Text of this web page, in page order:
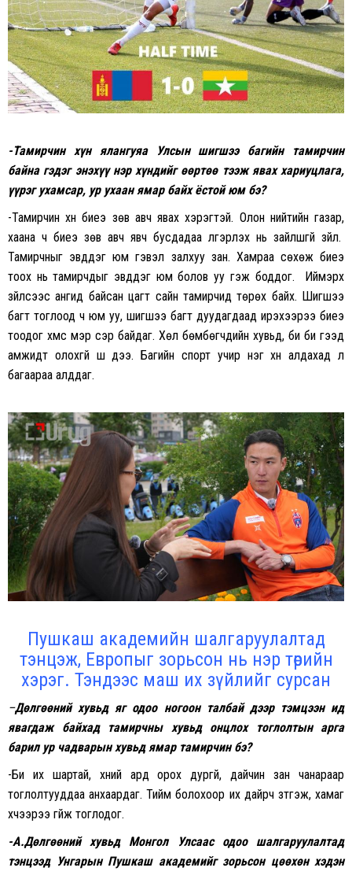
-Тамирчинхүнялангуяа Улсын шигшээ багийн тамирчин
байна гэдэгэнэхүүнэр хүндийг өөртөө тээж явах хариуцлага,
үүрэг ухамсар, урухаан ямар байх ёстой юмбэ?
-Тамирчин хүн биеэ зөв авч явах хэрэгтэй. Олон нийтийн газар,
хаана ч биеэ зөв авч явч бусдадаа үлгэрлэх нь зайлшгүй зүйл.
Тамирчныг эвддэг юм гэвэл залхуу зан. Хамраа сөхөж биеэ
тоох нь тамирчдыг эвддэг юм болов уу гэж боддог. Иймэрхүү
зүйлсээс ангид байсан цагт сайн тамирчид төрөх байх. Шигшээ
багт тоглоод ч юм уу, шигшээ багт дуудагдаад ирэхээрээ биеэ
тоодог хүмүүс мэр сэр байдаг. Хөл бөмбөгчдийн хувьд, би би гээд
амжидт олохгүй шүү дээ. Багийн спорт учир нэг хүн алдахад л
багаараа алддаг.
Пушкаш академийн шалгаруулалтад
тэнцэж, Европыг зорьсон нь нэр төрийн
хэрэг. Тэндээс маш их зүйлийг сурсан
–Дөлгөөний хувьдяг одоо ногоон талбай дээр тэмцээн ид
явагдаж байхад тамирчны хувьд онцлох тоглолтын арга
барил ур чадварын хувьд ямар тамирчин бэ?
-Би их шартай, хүний ард орох дургүй, дайчин зан чанараар
тоглолтууддаа анхаардаг. Тийм болохоор их дайрч зүтгэж, хамаг
хүчээрээ гүйж тоглодог.
-А.Дөлгөөний хувьд Монгол Улсаас одоо шалгаруулалтад
тэнцээд Унгарын Пушкаш академийг зорьсон цөөхөн хэдэн